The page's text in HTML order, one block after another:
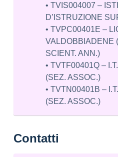
• TVIS004007 –
D’ISTRUZIONE
• TVPC00401E –
VALDOBBIADENE
SCIENT. ANN.)
• TVTF00401Q –
(SEZ. ASSOC.)
• TVTN00401B –
(SEZ. ASSOC.)
Contatti